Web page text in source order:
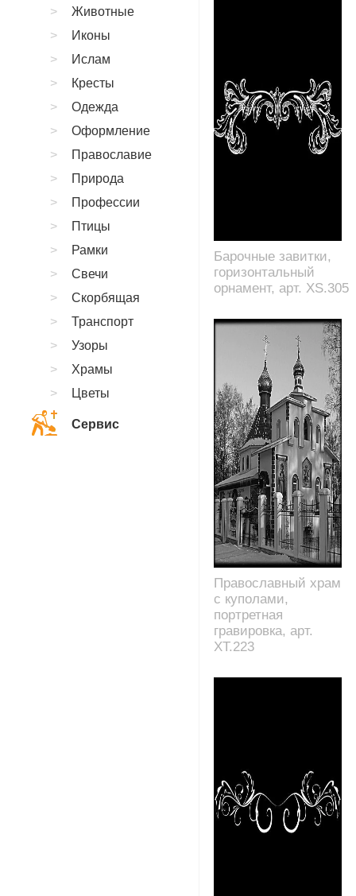
Барочные завитки,
горизонтальный
орнамент, арт. XS.305
Православный храм
с куполами,
портретная
гравировка, арт.
XT.223
Животные
Иконы
Ислам
Кресты
Одежда
Оформление
Православие
Природа
Профессии
Птицы
Рамки
Свечи
Скорбящая
Транспорт
Узоры
Храмы
Цветы
Сервис